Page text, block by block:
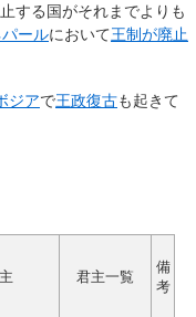
する国がそれまでよりも
パールにおいて王制が廃止
ジアで王政復古も起きて
君主一覧
備
考